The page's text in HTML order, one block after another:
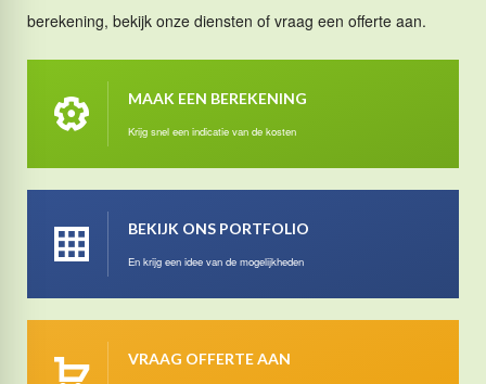
berekening, bekijk onze diensten of vraag een offerte aan.
MAAK EEN BEREKENING
Krijg snel een indicatie van de kosten
BEKIJK ONS PORTFOLIO
En krijg een idee van de mogelijkheden
VRAAG OFFERTE AAN